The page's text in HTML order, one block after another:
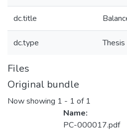
dc.title
dc.type Thesis
Files
Original bundle
Now showing 1 - 1 of 1
Name:
PC-000017.pdf